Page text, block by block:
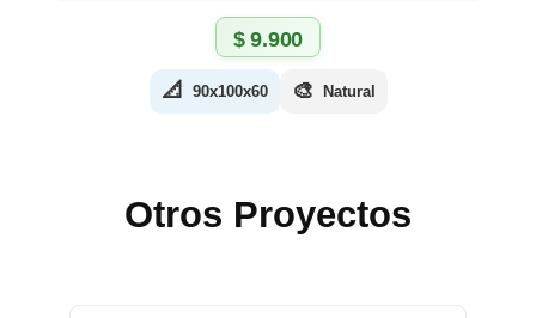
$9.900
📐 90x100x60 🎨 Natural
Otros Proyectos